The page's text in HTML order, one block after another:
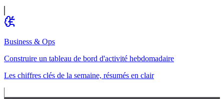
Business & Ops
Construire un tableau de bord d'activité hebdomadaire
Les chiffres clés de la semaine, résumés en clair